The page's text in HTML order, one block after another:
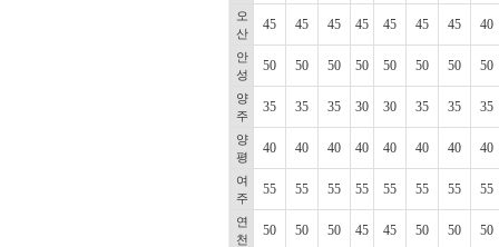
오
산
45 45 45 45 45 45 45 40
안
성
50 50 50 50 50 50 50 50
양
주
35 35 35 30 30 35 35 35
양
평
40 40 40 40 40 40 40 40
여
주
55 55 55 55 55 55 55 55
연
천
50 50 50 45 45 50 50 50